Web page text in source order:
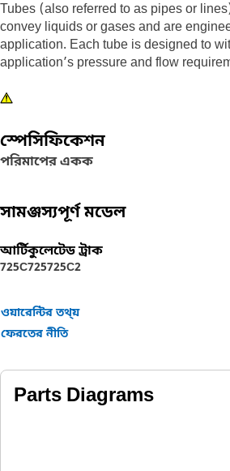
Tubes (also referred to as pipes or
convey liquids or gases and are
application. Each tube is designed to withstand the
application’s pressure and flow
স্পেসিফিকেশন
পরিমাপের একক
সামঞ্জস্যপূর্ণ মডেল
আর্টিকুলেটেড ট্রাক
725C725725C2
ওয়ারেন্টির তথ্য়
ফেরতের নীতি
Parts Diagrams